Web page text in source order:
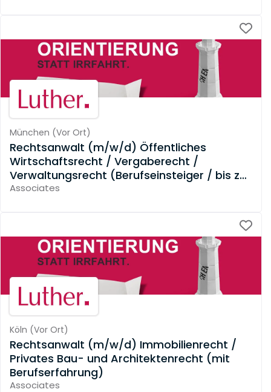
München (Vor Ort)
Rechtsanwalt (m/w/d) Öffentliches
Wirtschaftsrecht / Vergaberecht /
Verwaltungsrecht (Berufseinsteiger / bis zu
3 Jahre Berufserfahrung)
Associates
Köln (Vor Ort)
Rechtsanwalt (m/w/d) Immobilienrecht /
Privates Bau- und Architektenrecht (mit
Berufserfahrung)
Associates